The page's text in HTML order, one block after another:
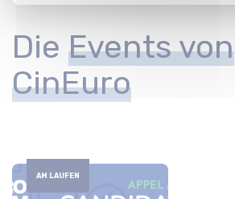
Die Events von
CinEuro
AM LAUFEN